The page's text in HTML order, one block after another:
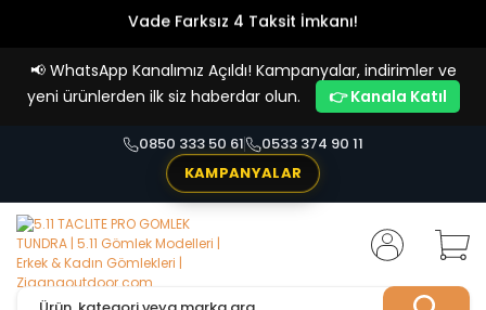
Vade Farksız 4 Taksit İmkanı!
📢 WhatsApp Kanalımız Açıldı! Kampanyalar, indirimler ve
yeni ürünlerden ilk siz haberdar olun.
👉 Kanala Katıl
0850 333 50 61
0533 374 90 11
KAMPANYALAR